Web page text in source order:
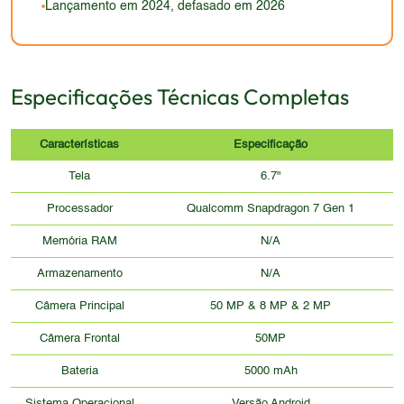
Lançamento em 2024, defasado em 2026
Especificações Técnicas Completas
Características Especificação
Tela 6.7"
Processador Qualcomm Snapdragon 7 Gen 1
Memória RAM N/A
Armazenamento N/A
Câmera Principal 50 MP & 8 MP & 2 MP
Câmera Frontal 50MP
Bateria 5000 mAh